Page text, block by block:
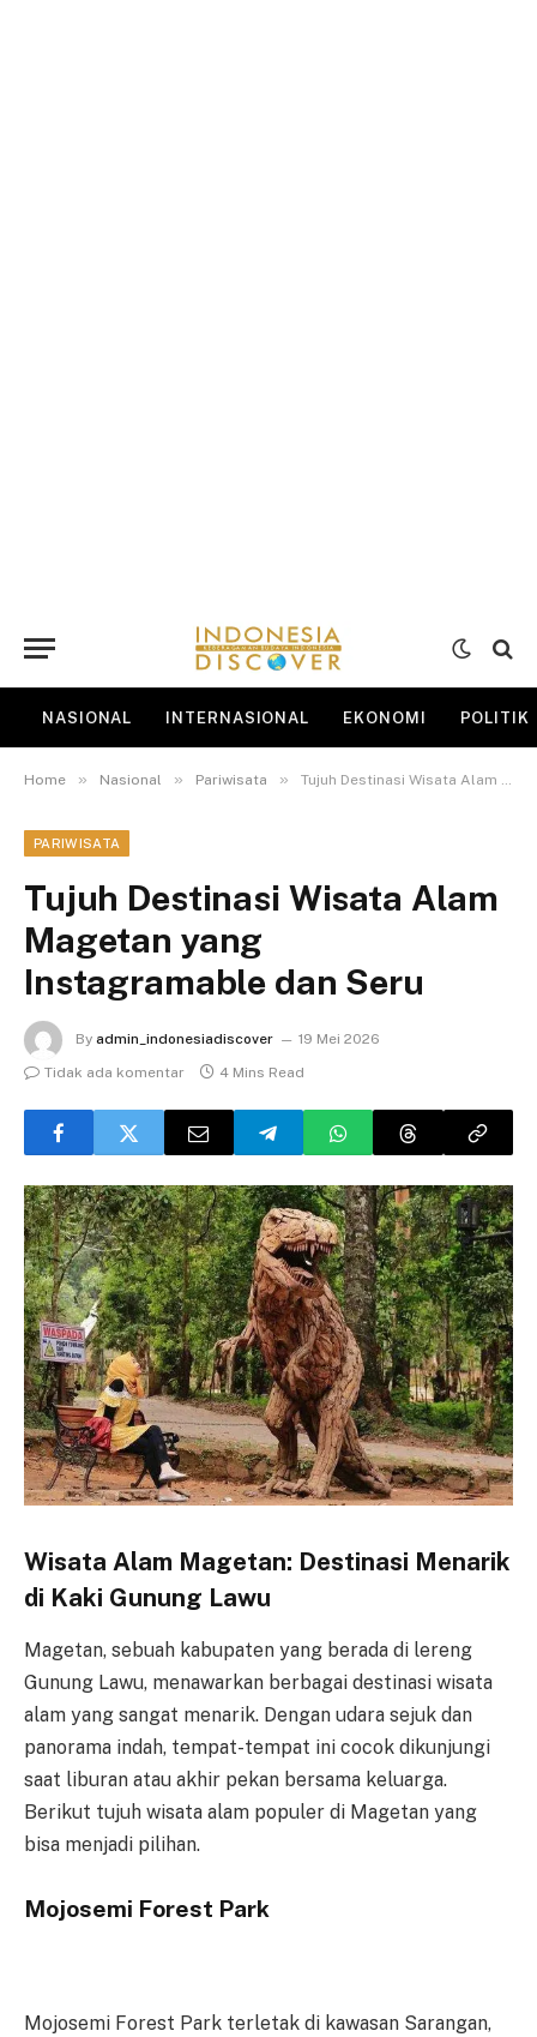
NASIONAL INTERNASIONAL EKONOMI POLITIK
Home » Nasional » Pariwisata » Tujuh Destinasi Wisata Alam Magetan yang Instagramable dan Seru
PARIWISATA
Tujuh Destinasi Wisata Alam
Magetan yang
Instagramable dan Seru
By admin_indonesiadiscover
19 Mei 2026
Tidak ada komentar
4 Mins Read
Wisata Alam Magetan: Destinasi Menarik
di Kaki Gunung Lawu
Magetan, sebuah kabupaten yang berada di lereng
Gunung Lawu, menawarkan berbagai destinasi wisata
alam yang sangat menarik. Dengan udara sejuk dan
panorama indah, tempat-tempat ini cocok dikunjungi
saat liburan atau akhir pekan bersama keluarga.
Berikut tujuh wisata alam populer di Magetan yang
bisa menjadi pilihan.
Mojosemi Forest Park
Mojosemi Forest Park terletak di kawasan Sarangan,